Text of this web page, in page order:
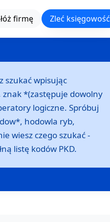
firmę Zleć księgowość
szukać wpisując
*(zastępuje dowolny
logiczne. Spróbuj
hodowla ryb,
wiesz czego szukać -
listę kodów PKD.